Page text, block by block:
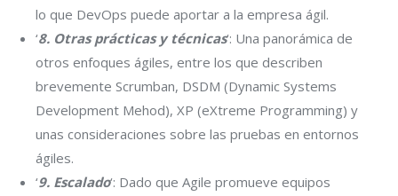
lo que DevOps puede aportar a la empresa ágil.
‘8. Otras prácticas y técnicas‘: Una panorámica de
otros enfoques ágiles, entre los que describen
brevemente Scrumban, DSDM (Dynamic Systems
Development Mehod), XP (eXtreme Programming) y
unas consideraciones sobre las pruebas en entornos
ágiles.
‘9. Escalado‘: Dado que Agile promueve equipos